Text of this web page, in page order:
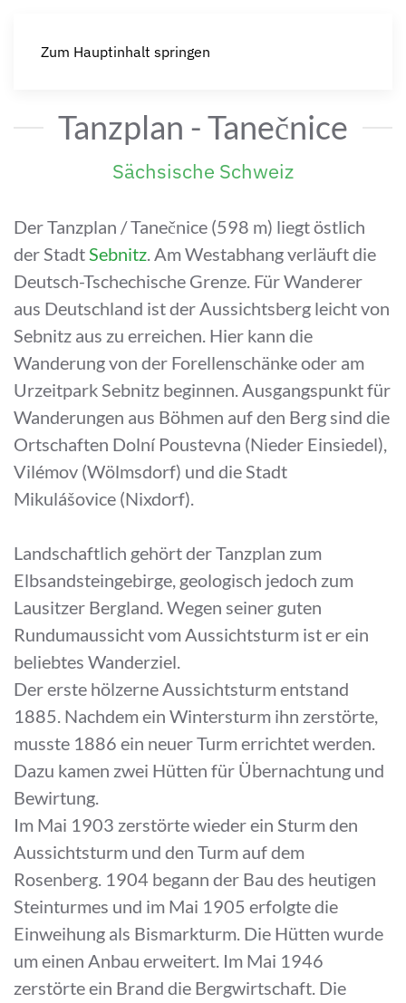
Zum Hauptinhalt springen
Tanzplan - Tanečnice
Sächsische Schweiz
Der Tanzplan / Tanečnice (598 m) liegt östlich
der StadtSebnitz. Am Westabhang verläuft die
Deutsch-Tschechische Grenze. Für Wanderer
aus Deutschland ist der Aussichtsberg leicht von
Sebnitz aus zu erreichen. Hier kann die
Wanderung von der Forellenschänke oder am
Urzeitpark Sebnitz beginnen. Ausgangspunkt für
Wanderungen aus Böhmen auf den Berg sind die
Ortschaften Dolní Poustevna (Nieder Einsiedel),
Vilémov (Wölmsdorf) und die Stadt
Mikulášovice (Nixdorf).
Landschaftlich gehört der Tanzplan zum
Elbsandsteingebirge, geologisch jedoch zum
Lausitzer Bergland. Wegen seiner guten
Rundumaussicht vom Aussichtsturm ist er ein
beliebtes Wanderziel.
Der erste hölzerne Aussichtsturm entstand
1885. Nachdem ein Wintersturm ihn zerstörte,
musste 1886 ein neuer Turm errichtet werden.
Dazu kamen zwei Hütten für Übernachtung und
Bewirtung.
Im Mai 1903 zerstörte wieder ein Sturm den
Aussichtsturm und den Turm auf dem
Rosenberg. 1904 begann der Bau des heutigen
Steinturmes und im Mai 1905 erfolgte die
Einweihung als Bismarkturm. Die Hütten wurde
um einen Anbau erweitert. Im Mai 1946
zerstörte ein Brand die Bergwirtschaft. Die